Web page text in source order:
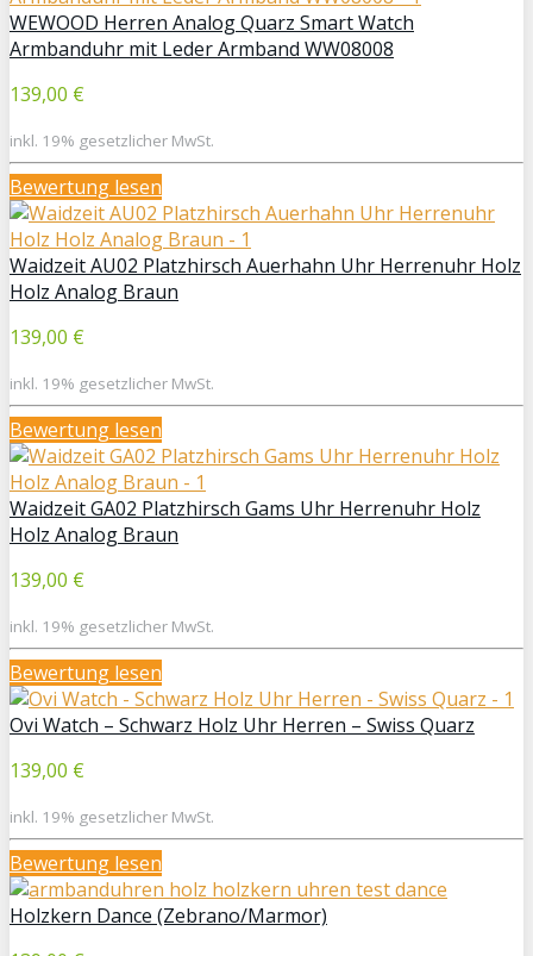
WEWOOD Herren Analog Quarz Smart Watch
Armbanduhr mit Leder Armband WW08008
139,00 €
inkl. 19% gesetzlicher MwSt.
Bewertung lesen
Waidzeit AU02 Platzhirsch Auerhahn Uhr Herrenuhr Holz
Holz Analog Braun
139,00 €
inkl. 19% gesetzlicher MwSt.
Bewertung lesen
Waidzeit GA02 Platzhirsch Gams Uhr Herrenuhr Holz
Holz Analog Braun
139,00 €
inkl. 19% gesetzlicher MwSt.
Bewertung lesen
Ovi Watch – Schwarz Holz Uhr Herren – Swiss Quarz
139,00 €
inkl. 19% gesetzlicher MwSt.
Bewertung lesen
Holzkern Dance (Zebrano/Marmor)